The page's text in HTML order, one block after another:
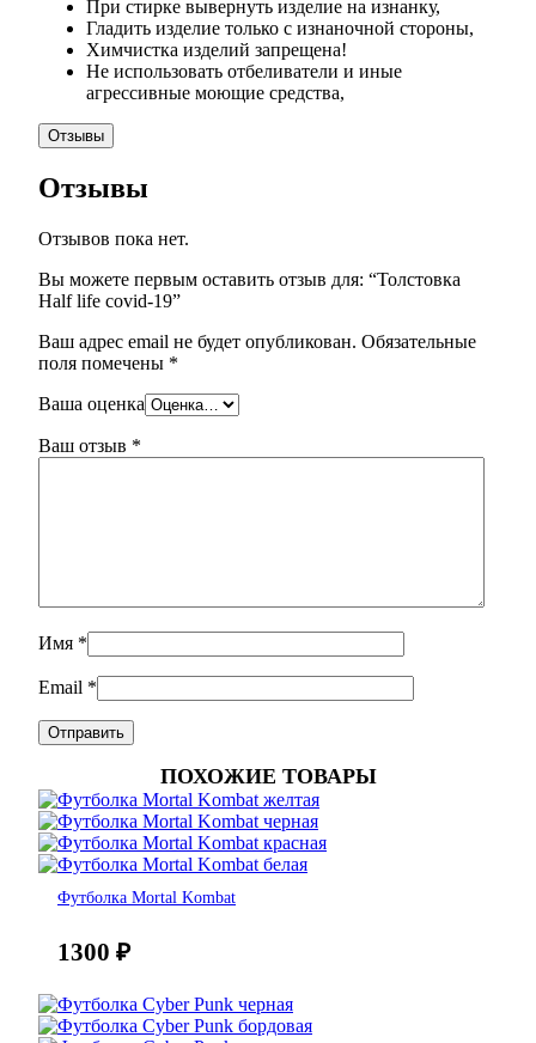
При стирке вывернуть изделие на изнанку,
Гладить изделие только с изнаночной стороны,
Химчистка изделий запрещена!
Не использовать отбеливатели и иные
агрессивные моющие средства,
Отзывы
Отзывы
Отзывов пока нет.
Вы можете первым оставить отзыв для: “Толстовка
Half life covid-19”
Ваш адрес email не будет опубликован. Обязательные
поля помечены *
Ваша оценка
Ваш отзыв *
Имя *
Email *
ПОХОЖИЕ ТОВАРЫ
Футболка Mortal Kombat
1300 ₽